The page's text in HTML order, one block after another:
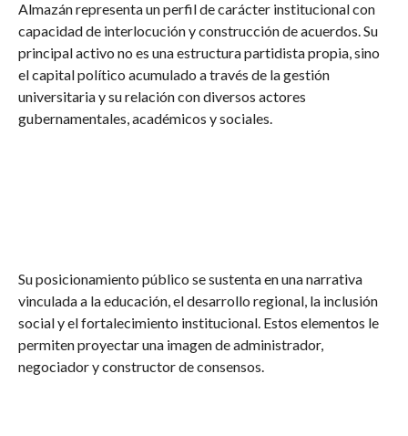
Almazán representa un perfil de carácter institucional con
capacidad de interlocución y construcción de acuerdos. Su
principal activo no es una estructura partidista propia, sino
el capital político acumulado a través de la gestión
universitaria y su relación con diversos actores
gubernamentales, académicos y sociales.
Su posicionamiento público se sustenta en una narrativa
vinculada a la educación, el desarrollo regional, la inclusión
social y el fortalecimiento institucional. Estos elementos le
permiten proyectar una imagen de administrador,
negociador y constructor de consensos.